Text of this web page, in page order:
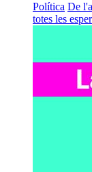
Política De
totes les